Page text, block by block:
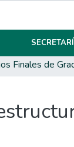
Finales de